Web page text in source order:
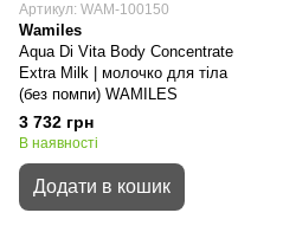
Артикул: WAM-100150
Wamiles
Aqua Di Vita Body Concentrate
Extra Milk | молочко для тіла
(без помпи) WAMILES
3 732 грн
В наявності
Додати в кошик